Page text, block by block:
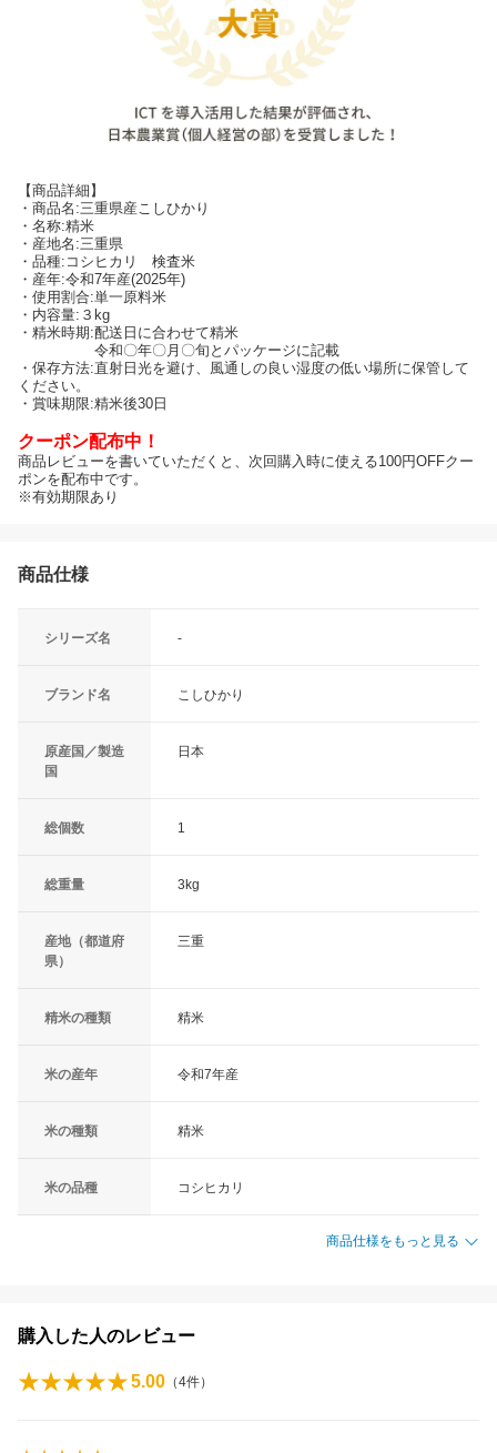
【商品詳細】
・商品名:三重県産こしひかり
・名称:精米
・産地名:三重県
・品種:コシヒカリ 検査米
・産年:令和7年産(2025年)
・使用割合:単一原料米
・内容量:３kg
・精米時期:配送日に合わせて精米
令和〇年〇月〇旬とパッケージに記載
・保存方法:直射日光を避け、風通しの良い湿度の低い場所に保管して
ください。
・賞味期限:精米後30日
クーポン配布中！
商品レビューを書いていただくと、次回購入時に使える100円OFFクー
ポンを配布中です。
※有効期限あり
商品仕様
シリーズ名 -
ブランド名 こしひかり
原産国／製造
国
日本
総個数 1
総重量 3kg
産地（都道府
県）
三重
精米の種類 精米
米の産年 令和7年産
米の種類 精米
米の品種 コシヒカリ
商品仕様をもっと見る
購入した人のレビュー
5.00 （4件）